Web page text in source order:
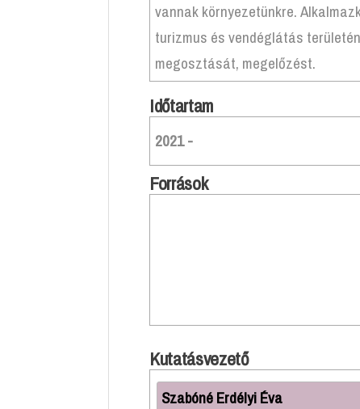
vannak környezetünkre.
turizmus és vendéglátás
megosztását, megelőzést.
Időtartam
2021 -
Források
Kutatásvezető
Szabóné Erdélyi Éva